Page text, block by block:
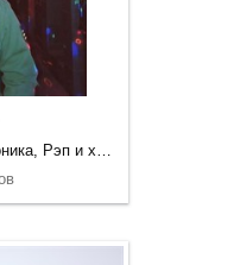
Танцевальная, Электроника, Рэп и хип-хоп